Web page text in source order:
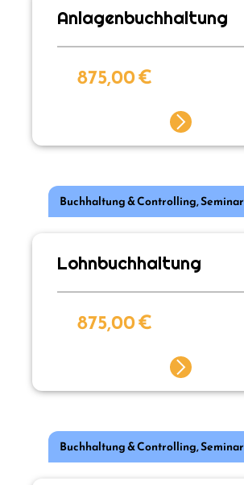
Anlagenbuchhaltung
875,00€
Buchhaltung & Controlling,Seminar
Lohnbuchhaltung
875,00€
Buchhaltung & Controlling,Seminar